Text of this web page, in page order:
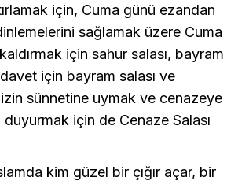
için, Cuma günü ezandan
sağlamak üzere Cuma
için sahur salası, bayram
için bayram salası ve
sünnetine uymak ve cenazeye
için de Cenaze Salası
kim güzel bir çığır açar, bir